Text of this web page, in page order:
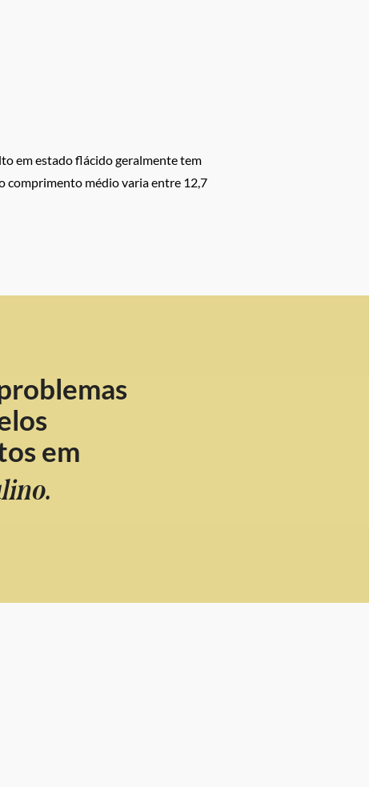
em estado flácido geralmente tem
comprimento médio varia entre 12,7
em